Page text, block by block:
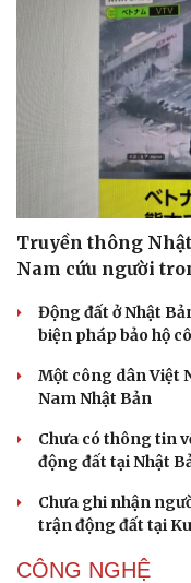
Truyền thông
Nam cứu người
Động đất ở Nhật
biện pháp bảo hộ
Một công dân Việt
Nam Nhật Bản
Chưa có thông tin
động đất tại Nhật
Chưa ghi nhận
trận động đất tại
CÔNG NGHỆ